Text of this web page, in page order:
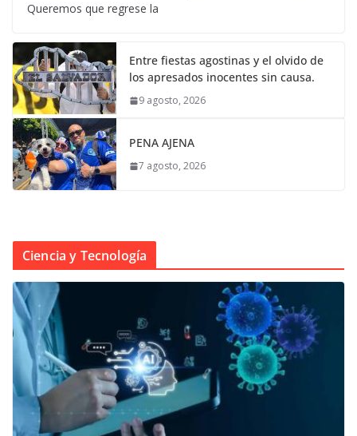
Queremos que regrese la
Entre fiestas agostinas y el olvido de
los apresados inocentes sin causa.
9 agosto, 2026
PENA AJENA
7 agosto, 2026
Ciencia y Tecnología